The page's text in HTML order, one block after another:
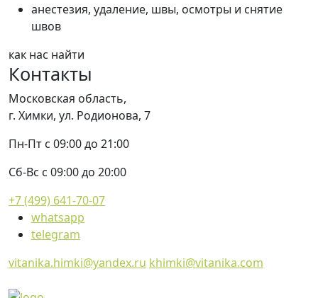
анестезия, удаление, швы, осмотры и снятие
швов
как нас найти
Контакты
Московская область,
г. Химки, ул. Родионова, 7
Пн-Пт с 09:00 до 21:00
Сб-Вс с 09:00 до 20:00
+7 (499) 641-70-07
whatsapp
telegram
vitanika.himki@yandex.ru khimki@vitanika.com